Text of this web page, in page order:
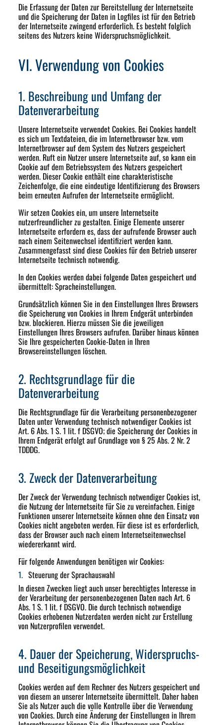
Die Erfassung der Daten zur Bereitstellung der Internetseite
und die Speicherung der Daten in Logfiles ist für den Betrieb
der Internetseite zwingend erforderlich. Es besteht folglich
seitens des Nutzers keine Widerspruchsmöglichkeit.
VI. Verwendung von Cookies
1. Beschreibung und Umfang der
Datenverarbeitung
Unsere Internetseite verwendet Cookies. Bei Cookies handelt
es sich um Textdateien, die im Internetbrowser bzw. vom
Internetbrowser auf dem System des Nutzers gespeichert
werden. Ruft ein Nutzer unsere Internetseite auf, so kann ein
Cookie auf dem Betriebssystem des Nutzers gespeichert
werden. Dieser Cookie enthält eine charakteristische
Zeichenfolge, die eine eindeutige Identifizierung des Browsers
beim erneuten Aufrufen der Internetseite ermöglicht.
Wir setzen Cookies ein, um unsere Internetseite
nutzerfreundlicher zu gestalten. Einige Elemente unserer
Internetseite erfordern es, dass der aufrufende Browser auch
nach einem Seitenwechsel identifiziert werden kann.
Zusammengefasst sind diese Cookies für den Betrieb unserer
Internetseite technisch notwendig.
In den Cookies werden dabei folgende Daten gespeichert und
übermittelt: Spracheinstellungen.
Grundsätzlich können Sie in den Einstellungen Ihres Browsers
die Speicherung von Cookies in Ihrem Endgerät unterbinden
bzw. blockieren. Hierzu müssen Sie die jeweiligen
Einstellungen Ihres Browsers aufrufen. Darüber hinaus können
Sie Ihre gespeicherten Cookie-Daten in Ihren
Browsereinstellungen löschen.
2. Rechtsgrundlage für die
Datenverarbeitung
Die Rechtsgrundlage für die Verarbeitung personenbezogener
Daten unter Verwendung technisch notwendiger Cookies ist
Art. 6 Abs. 1 S. 1 lit. f DSGVO; die Speicherung der Cookies in
Ihrem Endgerät erfolgt auf Grundlage von § 25 Abs. 2 Nr. 2
TDDDG.
3. Zweck der Datenverarbeitung
Der Zweck der Verwendung technisch notwendiger Cookies ist,
die Nutzung der Internetseite für Sie zu vereinfachen. Einige
Funktionen unserer Internetseite können ohne den Einsatz von
Cookies nicht angeboten werden. Für diese ist es erforderlich,
dass der Browser auch nach einem Internetseitenwechsel
wiedererkannt wird.
Für folgende Anwendungen benötigen wir Cookies:
Steuerung der Sprachauswahl
In diesen Zwecken liegt auch unser berechtigtes Interesse in
der Verarbeitung der personenbezogenen Daten nach Art. 6
Abs. 1 S. 1 lit. f DSGVO. Die durch technisch notwendige
Cookies erhobenen Nutzerdaten werden nicht zur Erstellung
von Nutzerprofilen verwendet.
4. Dauer der Speicherung, Widerspruchs-
und Beseitigungsmöglichkeit
Cookies werden auf dem Rechner des Nutzers gespeichert und
von diesem an unserer Internetseite übermittelt. Daher haben
Sie als Nutzer auch die volle Kontrolle über die Verwendung
von Cookies. Durch eine Änderung der Einstellungen in Ihrem